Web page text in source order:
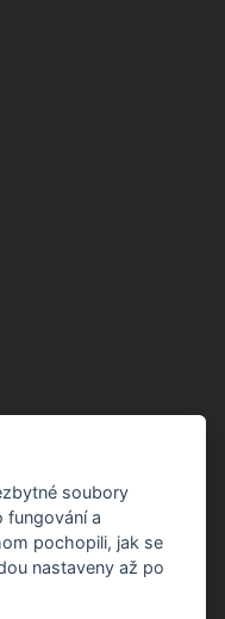
soubory
fungování a
pochopili, jak se
nastaveny až po